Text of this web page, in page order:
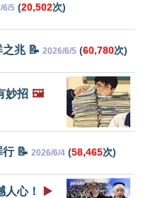
6/5 (20,502次)
兆 📝 2026/6/5 (60,780次)
妙招 🖼️
📝 2026/6/4 (58,465次)
心！
▶️